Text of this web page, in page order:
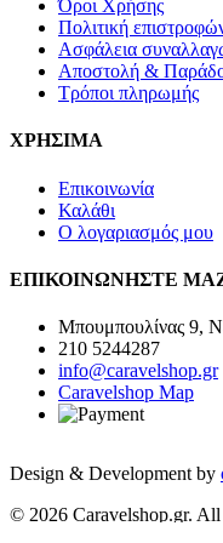
Όροι Χρήσης
Πολιτική
Ασφάλεια
Αποστολή &
Τρόποι πληρωμής
ΧΡΗΣΙΜΑ
Επικοινωνία
Καλάθι
Ο λογαριασμός μου
ΕΠΙΚΟΙΝΩΝΗΣΤΕ
Μπουμπουλίνας 9,
210 5244287
info@caravelshop.gr
Caravelshop Map
Design & Development by
© 2026 Caravelshop.gr. All